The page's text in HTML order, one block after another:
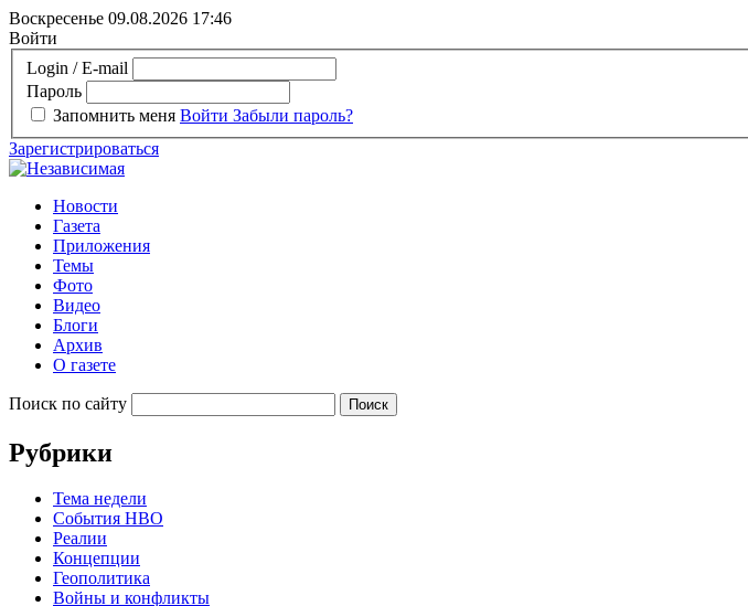
Воскресенье 09.08.2026 17:46
Войти
Login / E-mail
Пароль
Запомнить меня Войти Забыли пароль?
Зарегистрироваться
Новости
Газета
Приложения
Темы
Фото
Видео
Блоги
Архив
О газете
Поиск по сайту
Рубрики
Тема недели
События НВО
Реалии
Концепции
Геополитика
Войны и конфликты